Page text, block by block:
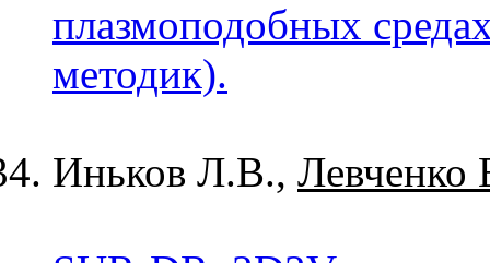
плазмоподобных
методик).
Иньков Л.В., Левченко